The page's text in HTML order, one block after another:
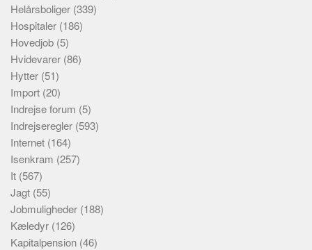
Helårsboliger (339)
Hospitaler (186)
Hovedjob (5)
Hvidevarer (86)
Hytter (51)
Import (20)
Indrejse forum (5)
Indrejseregler (593)
Internet (164)
Isenkram (257)
It (567)
Jagt (55)
Jobmuligheder (188)
Kæledyr (126)
Kapitalpension (46)